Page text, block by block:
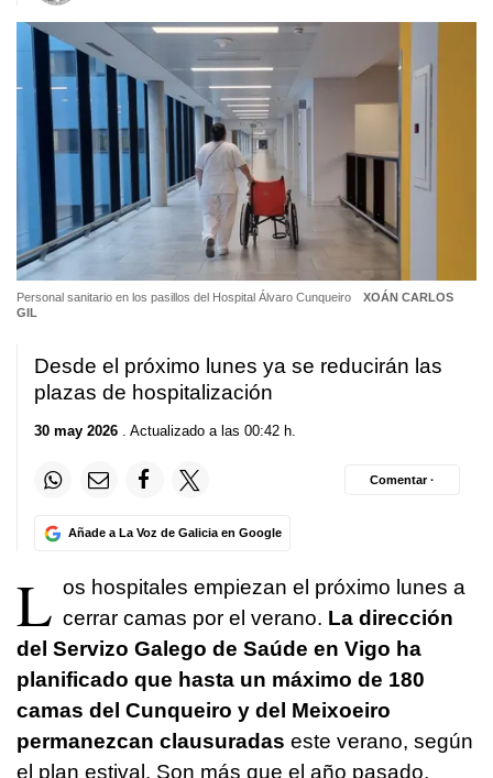
Personal sanitario en los pasillos del Hospital Álvaro Cunqueiro
XOÁN CARLOS
GIL
Desde el próximo lunes ya se reducirán las
plazas de hospitalización
30 may 2026 . Actualizado a las 00:42 h.
Añade a La Voz de Galicia en Google
Comentar ·
L os hospitales empiezan el próximo lunes a
cerrar camas por el verano. La dirección
del Servizo Galego de Saúde en Vigo ha
planificado que hasta un máximo de 180
camas del Cunqueiro y del Meixoeiro
permanezcan clausuradas este verano, según
el plan estival. Son más que el año pasado,